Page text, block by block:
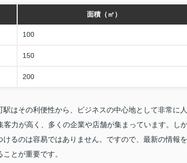
面積（㎡）
100
150
200
はその利便性から、ビジネスの中心地として非常に人
力が高く、多くの企業や店舗が集まっています。し
るのは容易ではありません。ですので、最新の情報を
とが重要です。